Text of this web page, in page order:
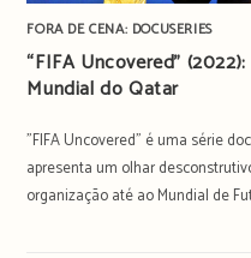
FORA DE CENA: DOCUSERIES
“FIFA Uncovered”
Mundial do Qatar
"FIFA Uncovered" é uma série
apresenta um olhar
organização até ao Mundial de